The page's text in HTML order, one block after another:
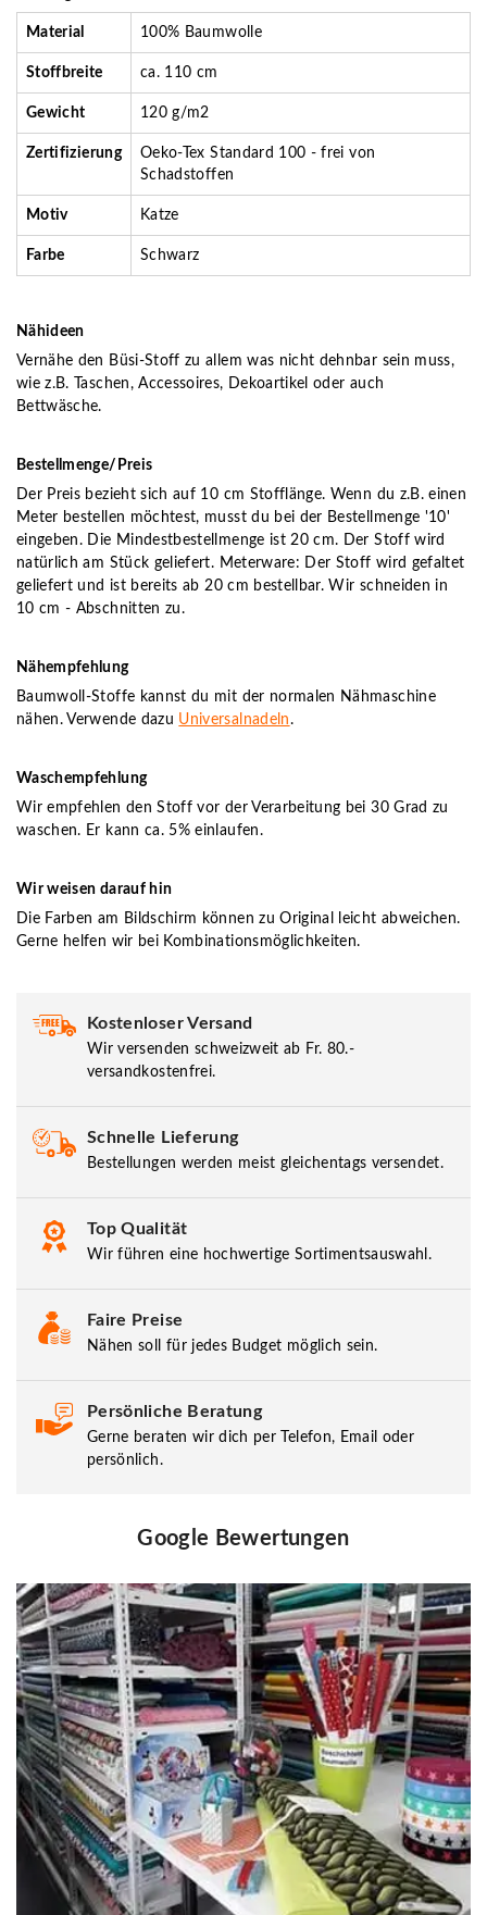
Material 100% Baumwolle
Stoffbreite ca. 110 cm
Gewicht 120 g/m2
Zertifizierung
Oeko-Tex Standard 100 - frei von
Schadstoffen
Motiv Katze
Farbe Schwarz
Nähideen
Vernähe den Büsi-Stoff zu allem was nicht dehnbar sein muss,
wie z.B. Taschen, Accessoires, Dekoartikel oder auch
Bettwäsche.
Bestellmenge/Preis
Der Preis bezieht sich auf 10 cm Stofflänge. Wenn du z.B. einen
Meter bestellen möchtest, musst du bei der Bestellmenge '10'
eingeben. Die Mindestbestellmenge ist 20 cm. Der Stoff wird
natürlich am Stück geliefert. Meterware: Der Stoff wird gefaltet
geliefert und ist bereits ab 20 cm bestellbar. Wir schneiden in
10 cm - Abschnitten zu.
Nähempfehlung
Baumwoll-Stoffe kannst du mit der normalen Nähmaschine
nähen. Verwende dazu Universalnadeln.
Waschempfehlung
Wir empfehlen den Stoff vor der Verarbeitung bei 30 Grad zu
waschen. Er kann ca. 5% einlaufen.
Wir weisen darauf hin
Die Farben am Bildschirm können zu Original leicht abweichen.
Gerne helfen wir bei Kombinationsmöglichkeiten.
Kostenloser Versand
Wir versenden schweizweit ab Fr. 80.-
versandkostenfrei.
Schnelle Lieferung
Bestellungen werden meist gleichentags versendet.
Top Qualität
Wir führen eine hochwertige Sortimentsauswahl.
Faire Preise
Nähen soll für jedes Budget möglich sein.
Persönliche Beratung
Gerne beraten wir dich per Telefon, Email oder
persönlich.
Google Bewertungen